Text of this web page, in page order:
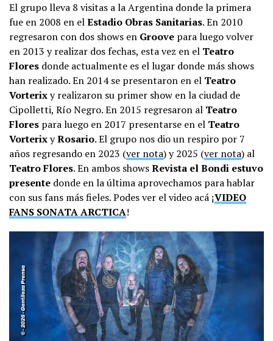
El grupo lleva 8 visitas a la Argentina donde la primera
fue en 2008 en elEstadio Obras Sanitarias. En 2010
regresaron con dos shows en Groove para luego volver
en 2013 y realizar dos fechas, esta vez en el Teatro
Flores donde actualmente es el lugar donde más shows
han realizado. En 2014 se presentaron en el Teatro
Vorterixy realizaron su primer show en la ciudad de
Cipolletti, Río Negro. En 2015 regresaron al Teatro
Flores para luego en 2017 presentarse en el Teatro
VorterixyRosario. El grupo nos dio un respiro por 7
años regresando en 2023 (ver nota) y 2025 (ver nota) al
Teatro Flores. En ambos showsRevista el Bondi estuvo
presente donde en la última aprovechamos para hablar
con sus fans más fieles. Podes ver el video acá ¡VIDEO
FANS SONATA ARCTICA!